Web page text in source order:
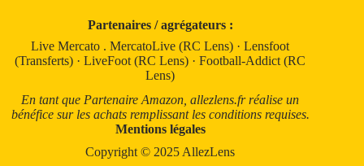
Partenaires / agrégateurs :
Live Mercato .MercatoLive (RC Lens) ·Lensfoot
(Transferts) ·LiveFoot (RC Lens) ·Football-Addict (RC
Lens)
En tant que Partenaire Amazon, allezlens.fr réalise un
bénéfice sur les achats remplissant les conditions requises.
Mentions légales
Copyright © 2025 AllezLens